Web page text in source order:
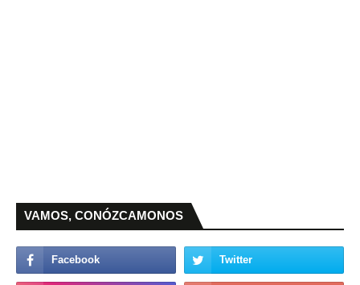
VAMOS, CONÓZCAMONOS